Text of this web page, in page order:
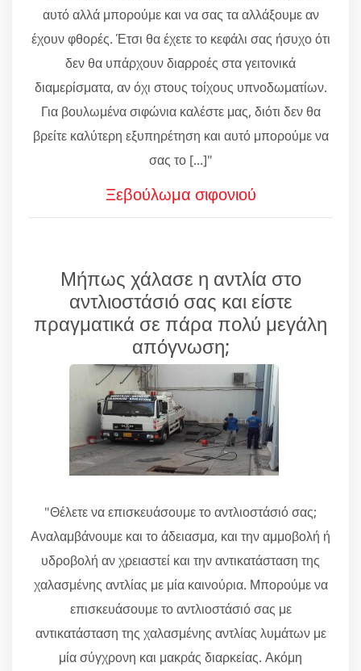
αυτό αλλά μπορούμε και να σας τα αλλάξουμε αν
έχουν φθορές. Έτσι θα έχετε το κεφάλι σας ήσυχο ότι
δεν θα υπάρχουν διαρροές στα γειτονικά
διαμερίσματα, αν όχι στους τοίχους υπνοδωματίων.
Για βουλωμένα σιφώνια καλέστε μας, διότι δεν θα
βρείτε καλύτερη εξυπηρέτηση και αυτό μπορούμε να
σας το [...]"
Ξεβούλωμα σιφονιού
Μήπως χάλασε η αντλία στο
αντλιοστάσιό σας και είστε
πραγματικά σε πάρα πολύ μεγάλη
απόγνωση;
"Θέλετε να επισκευάσουμε το αντλιοστάσιό σας;
Αναλαμβάνουμε και το άδειασμα, και την αμμοβολή ή
υδροβολή αν χρειαστεί και την αντικατάσταση της
χαλασμένης αντλίας με μία καινούρια. Μπορούμε να
επισκευάσουμε το αντλιοστάσιό σας με
αντικατάσταση της χαλασμένης αντλίας λυμάτων με
μία σύγχρονη και μακράς διαρκείας. Ακόμη